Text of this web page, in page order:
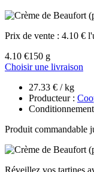
Prix de vente : 4.10 €
4.10 €150 g
Choisir une livraison
27.33 € / kg
Producteur :
Produit commandable
Réveillez vos tartines